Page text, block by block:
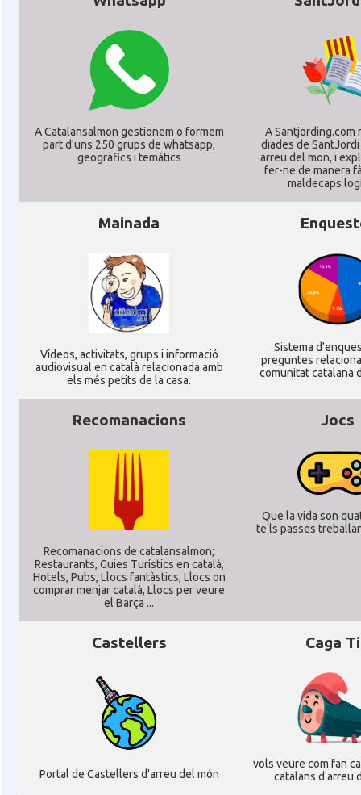
CAMON Catalans a KAISERSLAUTERN
CAMON Catalans a Karlsruhe
CAMON Catalans a KASSEL
Catalans a Koeln - Köln - Colonia
Catalans a LEIPZIG
CAMON Catalans a Mainz
Catalans a MANNHEIM
CAMON Catalans a MÜNCHEN
CAMON Catalans a NURNBERG
Catalans a OLDENBURG
Catalans a ROSTOCK
CAMON Catalans a Stuttgart
CAMON CATALANS A TÜBINGEN
Associació Catalana d'Essen E.V. /
Verein Essen E.V.
Associació Catalana d'Hamburg "El
A Catalansalmon gestionem o formem
part d'uns 250 grups de whatsapp,
geogràfics i temàtics
A Santjording.com
diades de
arreu del mon, i
fer-ne de manera
maldecaps
Mainada
Ví­deos, activitats, grups i informació
audiovisual en català relacionada amb
els més petits de la casa.
Sistema
preguntes
comunitat catalana
Recomanacions
Recomanacions de catalansalmon;
Restaurants, Guies Turístics en català,
Hotels, Pubs, Llocs fantàstics, Llocs on
comprar menjar català, Llocs per veure
el Barça ...
Jocs
Que la vida son
te'ls passes
Castellers
Portal de Castellers d'arreu del món
Caga
vols veure com fan
catalans d'arreu